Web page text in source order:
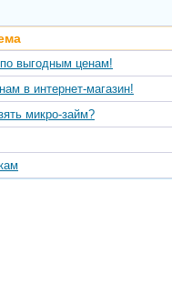
выгодным ценам!
в интернет-магазин!
микро-займ?